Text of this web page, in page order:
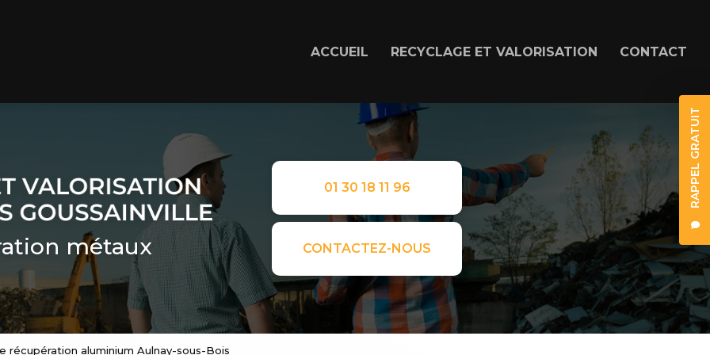
RAPPEL GRATUIT
ACCUEIL RECYCLAGE ET VALORISATION CONTACT
métaux
01 30 18 11 96
CONTACTEZ-NOUS
récupération aluminium Aulnay-sous-Bois